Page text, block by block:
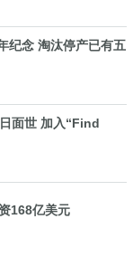
纪念 淘汰停产已有五
面世 加入“Find
168亿美元